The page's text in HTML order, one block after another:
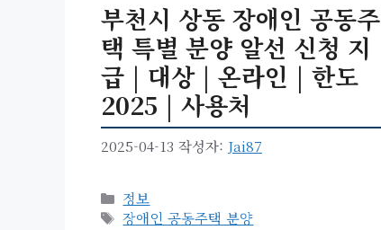
부천시 상동 장애인 공동주
택 특별 분양 알선 신청 지
급 | 대상 | 온라인 | 한도
2025 | 사용처
2025-04-13 작성자: Jai87
카
테
정보
태
장애인 공동주택 분양